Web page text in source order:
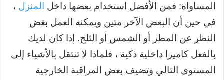
المساواة: فمن الأفضل استخدام بعضها داخل المنزل ،
في حين أن البعض الآخر متين ويمكنه العمل بغض
النظر عن المطر أو الشمس أو الثلج. إذا كان لديك
بالفعل كاميرا داخلية ذكية ، فلماذا لا تنتقل بالأشياء إلى
المستوى التالي وتضيف بعض المراقبة الخارجية